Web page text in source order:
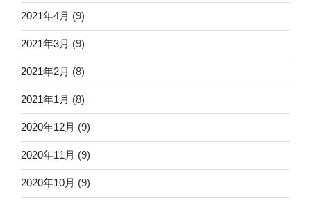
2021年4月 (9)
2021年3月 (9)
2021年2月 (8)
2021年1月 (8)
2020年12月 (9)
2020年11月 (9)
2020年10月 (9)